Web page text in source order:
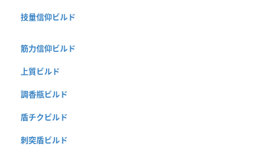
技量信仰ビルド
筋力信仰ビルド
上質ビルド
調香瓶ビルド
盾チクビルド
刺突盾ビルド